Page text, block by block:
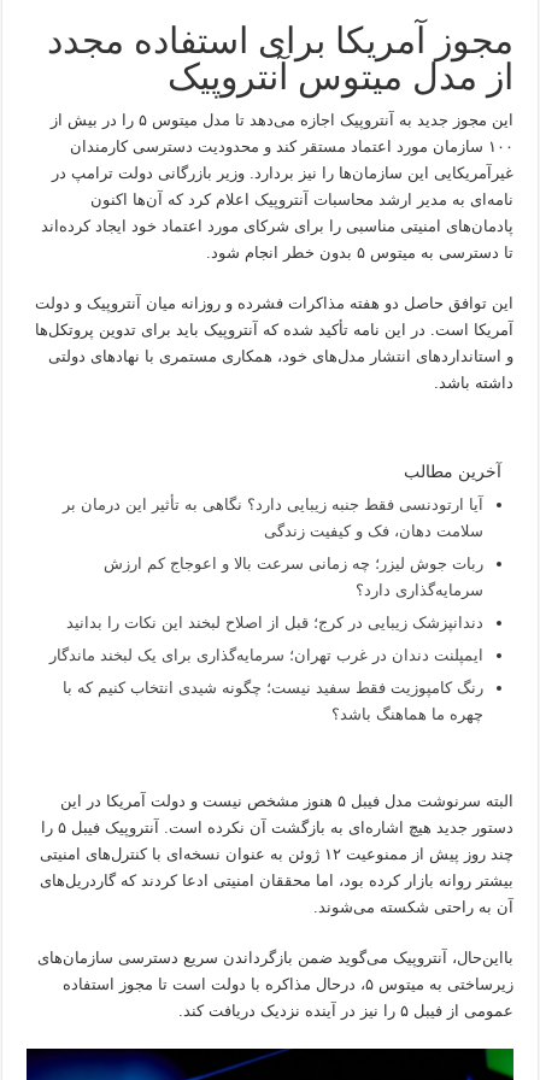
مجوز آمریکا برای استفاده مجدد
از مدل میتوس آنتروپیک
این مجوز جدید به آنتروپیک اجازه می‌دهد تا مدل میتوس ۵ را در بیش از
۱۰۰ سازمان مورد اعتماد مستقر کند و محدودیت دسترسی کارمندان
غیرآمریکایی این سازمان‌ها را نیز بردارد. وزیر بازرگانی دولت ترامپ در
نامه‌ای به مدیر ارشد محاسبات آنتروپیک اعلام کرد که آن‌ها اکنون
پادمان‌های امنیتی مناسبی را برای شرکای مورد اعتماد خود ایجاد کرده‌اند
تا دسترسی به میتوس ۵ بدون خطر انجام شود.
این توافق حاصل دو هفته مذاکرات فشرده و روزانه میان آنتروپیک و دولت
آمریکا است. در این نامه تأکید شده که آنتروپیک باید برای تدوین پروتکل‌ها
و استانداردهای انتشار مدل‌های خود، همکاری مستمری با نهادهای دولتی
داشته باشد.
آخرین مطالب
آیا ارتودنسی فقط جنبه زیبایی دارد؟ نگاهی به تأثیر این درمان بر
سلامت دهان، فک و کیفیت زندگی
ربات جوش لیزر؛ چه زمانی سرعت بالا و اعوجاج کم ارزش
سرمایه‌گذاری دارد؟
دندانپزشک زیبایی در کرج؛ قبل از اصلاح لبخند این نکات را بدانید
ایمپلنت دندان در غرب تهران؛ سرمایه‌گذاری برای یک لبخند ماندگار
رنگ کامپوزیت فقط سفید نیست؛ چگونه شیدی انتخاب کنیم که با
چهره ما هماهنگ باشد؟
البته سرنوشت مدل فیبل ۵ هنوز مشخص نیست و دولت آمریکا در این
دستور جدید هیچ اشاره‌ای به بازگشت آن نکرده است. آنتروپیک فیبل ۵ را
چند روز پیش از ممنوعیت ۱۲ ژوئن به عنوان نسخه‌ای با کنترل‌های امنیتی
بیشتر روانه بازار کرده بود، اما محققان امنیتی ادعا کردند که گاردریل‌های
آن به راحتی شکسته می‌شوند.
بااین‌حال، آنتروپیک می‌گوید ضمن بازگرداندن سریع دسترسی سازمان‌های
زیرساختی به میتوس ۵، درحال مذاکره با دولت است تا مجوز استفاده
عمومی از فیبل ۵ را نیز در آینده نزدیک دریافت کند.